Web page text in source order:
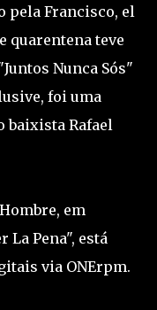
pela Francisco, el
quarentena teve
Nunca Sós"
foi uma
baixista Rafael
em
Pena", está
via ONErpm.